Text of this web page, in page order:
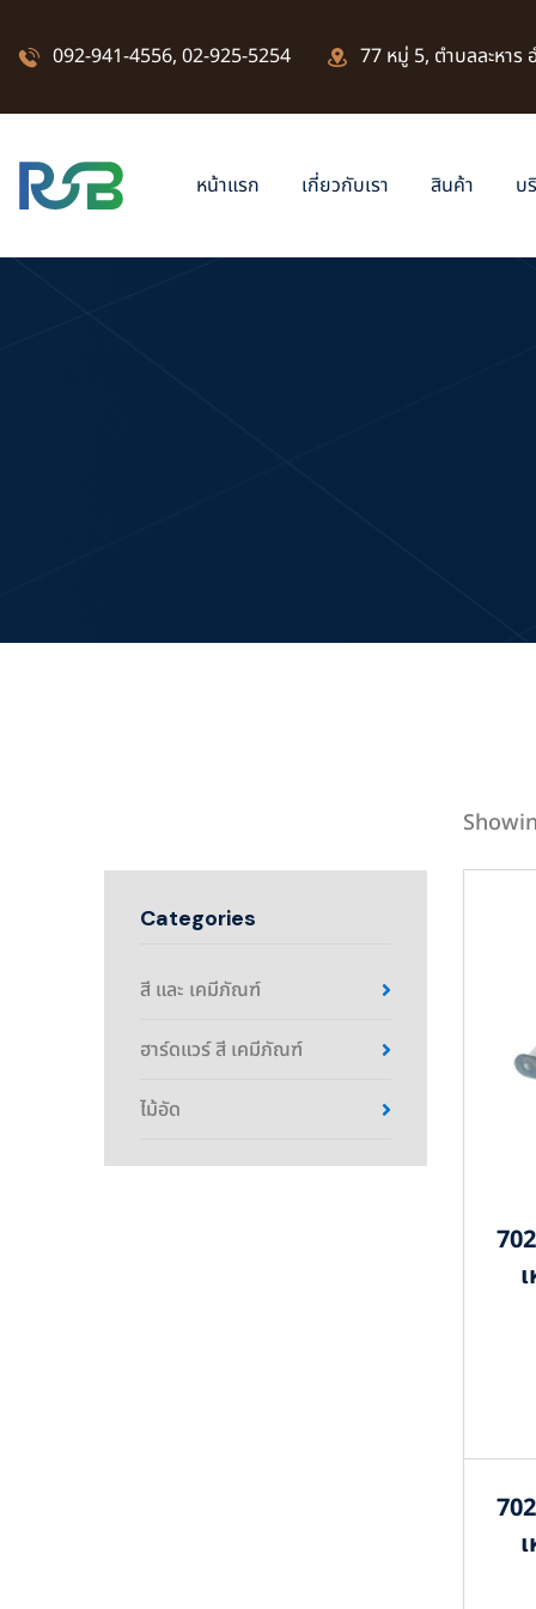
092-941-4556, 02-925-5254 77 หมู่ 5, ตำบลละหาร
หน้าแรก เกี่ยวกับเรา สินค้า บ
Categories
สี และ เคมีภัณฑ์
ฮาร์ดแวร์ สี เคมีภัณฑ์
ไม้อัด